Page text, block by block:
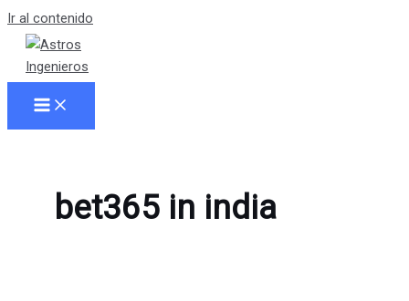
Ir al contenido
bet365 in india